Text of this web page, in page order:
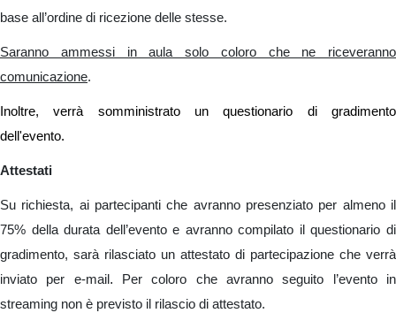
base all’ordine di ricezione delle stesse.
Saranno ammessi in aula solo coloro che ne riceveranno
comunicazione.
Inoltre, verrà somministrato un questionario di gradimento
dell'evento.
Attestati
Su richiesta, ai partecipanti che avranno presenziato per almeno il
75% della durata dell’evento e avranno compilato il questionario di
gradimento, sarà rilasciato un attestato di partecipazione che verrà
inviato per e-mail. Per coloro che avranno seguito l’evento in
streaming non è previsto il rilascio di attestato.